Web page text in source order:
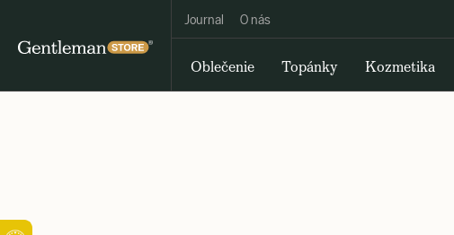
Journal O nás
Oblečenie Topánky Kozmetika